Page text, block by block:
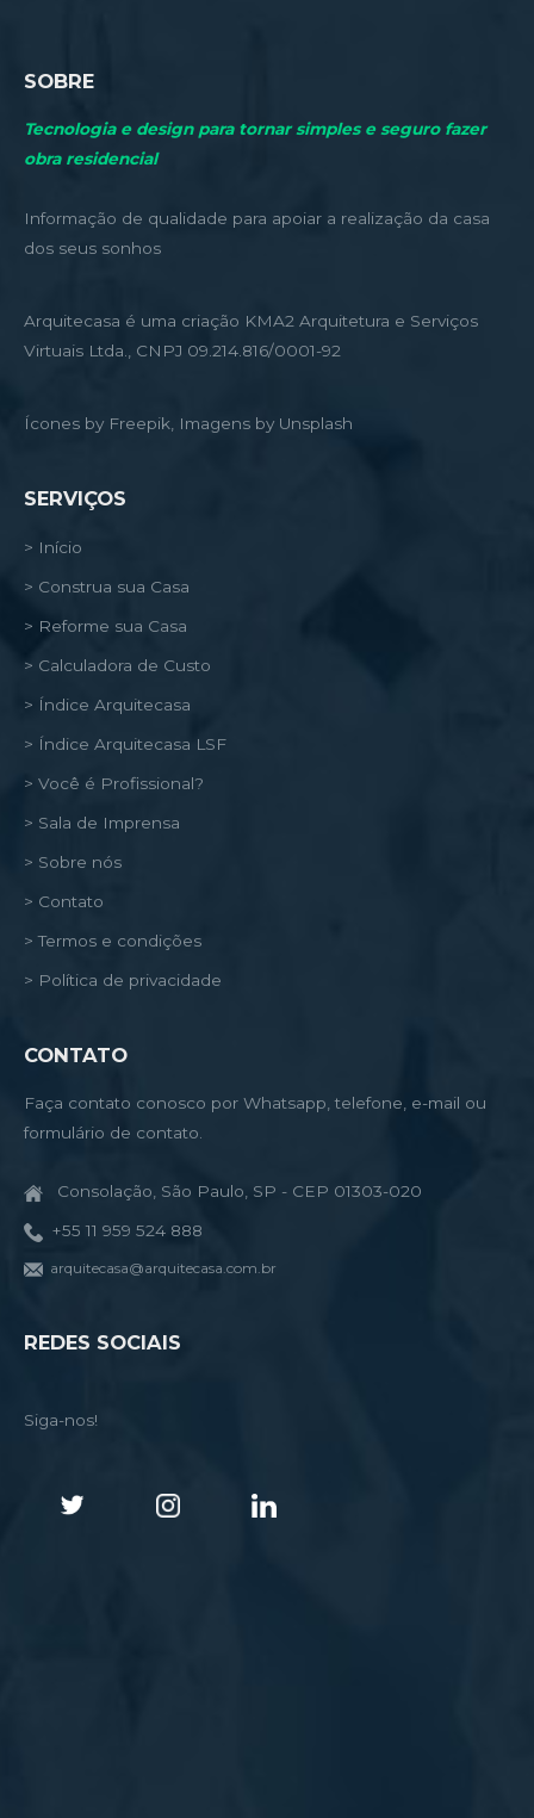
SOBRE
Tecnologia e design para tornar simples e seguro fazer
obra residencial
Informação de qualidade para apoiar a realização da casa
dos seus sonhos
Arquitecasa é uma criação KMA2 Arquitetura e Serviços
Virtuais Ltda., CNPJ 09.214.816/0001-92
Ícones by Freepik, Imagens by Unsplash
SERVIÇOS
> Início
> Construa sua Casa
> Reforme sua Casa
> Calculadora de Custo
> Índice Arquitecasa
> Índice Arquitecasa LSF
> Você é Profissional?
> Sala de Imprensa
> Sobre nós
> Contato
> Termos e condições
> Política de privacidade
CONTATO
Faça contato conosco por Whatsapp, telefone, e-mail ou
formulário de contato.
Consolação, São Paulo, SP - CEP 01303-020
+55 11 959 524 888
arquitecasa@arquitecasa.com.br
REDES SOCIAIS
Siga-nos!